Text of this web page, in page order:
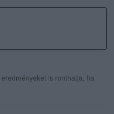
is ronthatja, ha